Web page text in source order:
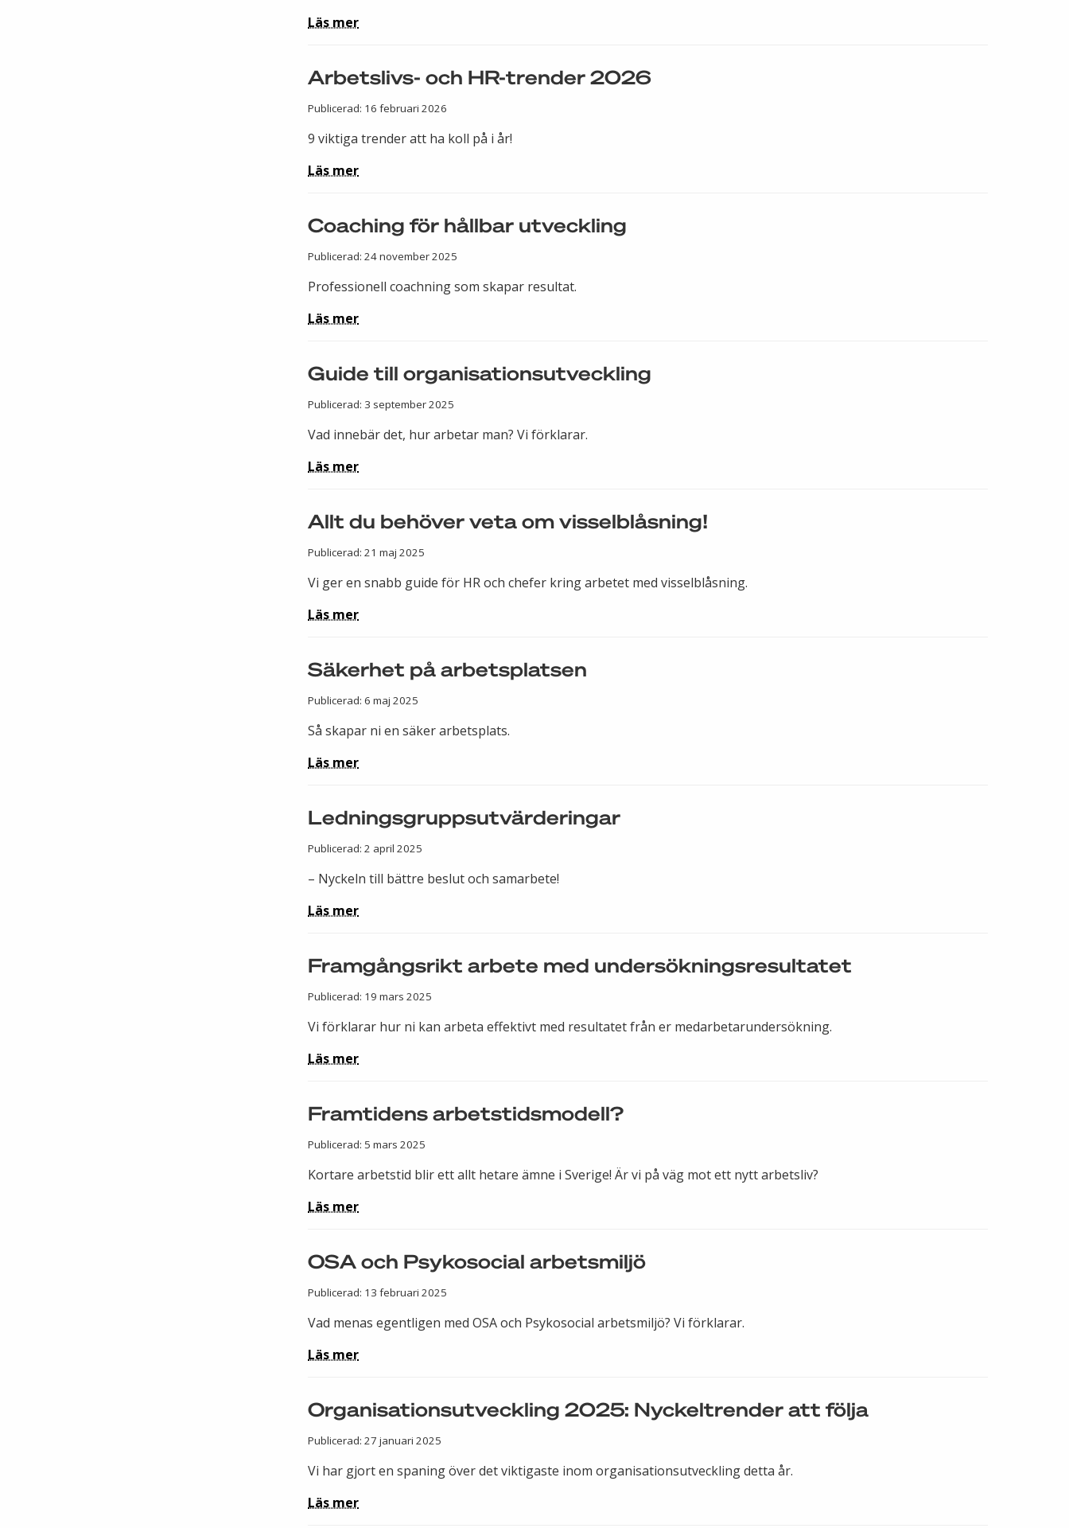
Läs mer
Arbetslivs- och HR-trender 2026
Publicerad: 16 februari 2026
9 viktiga trender att ha koll på i år!
Läs mer
Coaching för hållbar utveckling
Publicerad: 24 november 2025
Professionell coachning som skapar resultat.
Läs mer
Guide till organisationsutveckling
Publicerad: 3 september 2025
Vad innebär det, hur arbetar man? Vi förklarar.
Läs mer
Allt du behöver veta om visselblåsning!
Publicerad: 21 maj 2025
Vi ger en snabb guide för HR och chefer kring arbetet med visselblåsning.
Läs mer
Säkerhet på arbetsplatsen
Publicerad: 6 maj 2025
Så skapar ni en säker arbetsplats.
Läs mer
Ledningsgruppsutvärderingar
Publicerad: 2 april 2025
– Nyckeln till bättre beslut och samarbete!
Läs mer
Framgångsrikt arbete med undersökningsresultatet
Publicerad: 19 mars 2025
Vi förklarar hur ni kan arbeta effektivt med resultatet från er medarbetarundersökning.
Läs mer
Framtidens arbetstidsmodell?
Publicerad: 5 mars 2025
Kortare arbetstid blir ett allt hetare ämne i Sverige! Är vi på väg mot ett nytt arbetsliv?
Läs mer
OSA och Psykosocial arbetsmiljö
Publicerad: 13 februari 2025
Vad menas egentligen med OSA och Psykosocial arbetsmiljö? Vi förklarar.
Läs mer
Organisationsutveckling 2025: Nyckeltrender att följa
Publicerad: 27 januari 2025
Vi har gjort en spaning över det viktigaste inom organisationsutveckling detta år.
Läs mer